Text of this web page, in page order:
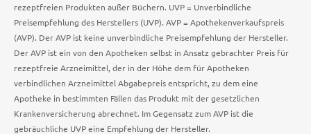
rezeptfreien Produkten außer Büchern. UVP = Unverbindliche
Preisempfehlung des Herstellers (UVP). AVP = Apothekenverkaufspreis
(AVP). Der AVP ist keine unverbindliche Preisempfehlung der Hersteller.
Der AVP ist ein von den Apotheken selbst in Ansatz gebrachter Preis für
rezeptfreie Arzneimittel, der in der Höhe dem für Apotheken
verbindlichen Arzneimittel Abgabepreis entspricht, zu dem eine
Apotheke in bestimmten Fällen das Produkt mit der gesetzlichen
Krankenversicherung abrechnet. Im Gegensatz zum AVP ist die
gebräuchliche UVP eine Empfehlung der Hersteller.